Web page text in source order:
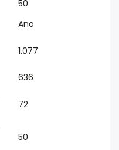
50
Ano
1.077
636
72
50